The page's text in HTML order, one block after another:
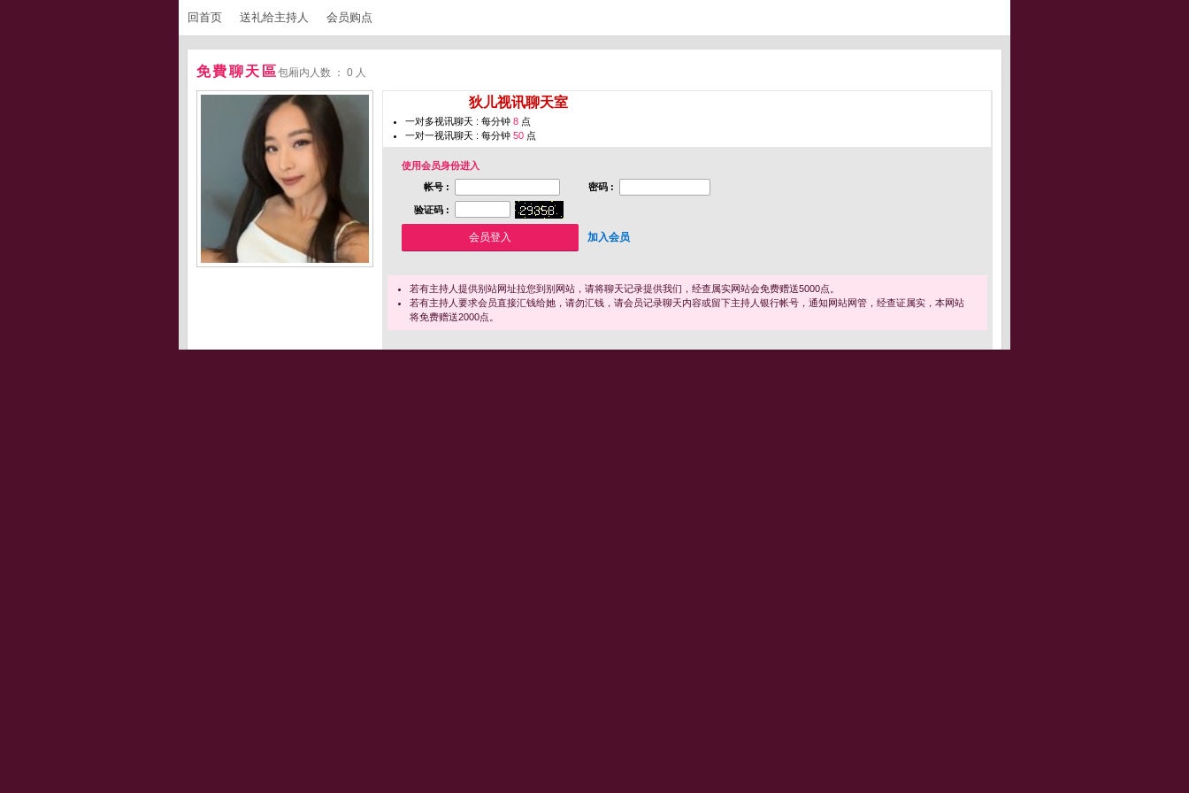
回首页 送礼给主持人 会员购点
免費聊天區包厢内人数 ： 0 人
狄儿视讯聊天室
一对多视讯聊天 : 每分钟 8 点
一对一视讯聊天 : 每分钟 50 点
使用会员身份进入
帐号 :
密码 :
验证码 :
加入会员
若有主持人提供别站网址拉您到别网站，请将聊天记录提供我们，经查属实网站会免费赠送5000点。
若有主持人要求会员直接汇钱给她，请勿汇钱，请会员记录聊天内容或留下主持人银行帐号，通知网站网管，经查证属实，本网站
将免费赠送2000点。